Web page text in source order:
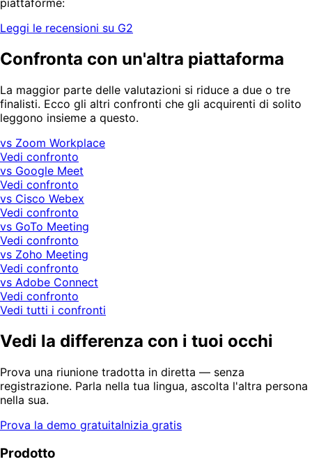
piattaforme:
Leggi le recensioni su G2
Confronta con un'altra piattaforma
La maggior parte delle valutazioni si riduce a due o tre
finalisti. Ecco gli altri confronti che gli acquirenti di solito
leggono insieme a questo.
vs Zoom Workplace
Vedi confronto
vs Google Meet
Vedi confronto
vs Cisco Webex
Vedi confronto
vs GoTo Meeting
Vedi confronto
vs Zoho Meeting
Vedi confronto
vs Adobe Connect
Vedi confronto
Vedi tutti i confronti
Vedi la differenza con i tuoi occhi
Prova una riunione tradotta in diretta — senza
registrazione. Parla nella tua lingua, ascolta l'altra persona
nella sua.
Prova la demo gratuitaInizia gratis
Prodotto